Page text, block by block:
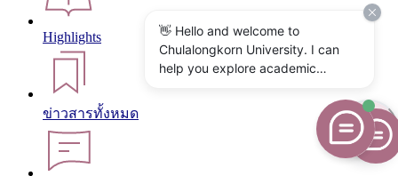
Highlights
ข่าวสารทั้งหมด
👋 Hello and welcome to
Chulalongkorn University. I can
help you explore academic